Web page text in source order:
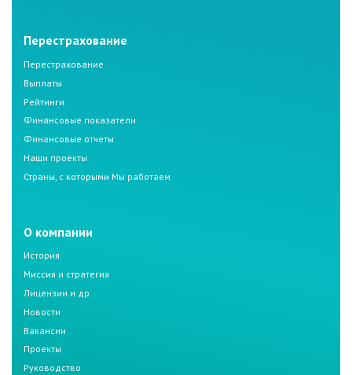
Перестрахование
Перестрахование
Выплаты
Рейтинги
Финансовые показатели
Финансовые отчеты
Наши проекты
Страны, с которыми Мы работаем
О компании
История
Миссия и стратегия
Лицензии и др.
Новости
Вакансии
Проекты
Руководство